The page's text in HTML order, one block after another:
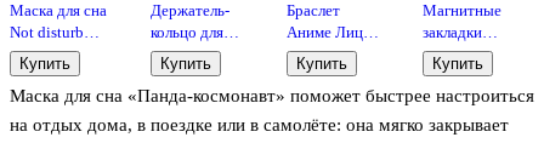
Маска для сна «Панда-космонавт» поможет быстрее настроиться
на отдых дома, в поездке или в самолёте: она мягко закрывает
Маска для сна
Not disturb
(пакет) (12-
37395-XJ004)
Купить
Держатель-
кольцо для
телефона
Аниме
Девушка с
ушками
Купить
Браслет
Аниме Лицо
и иероглифы
(белый)
(силикон)
(20,2 см)
Купить
Магнитные
закладки
Капибара
Побыть в
моменте
(6шт) (12-
Купить